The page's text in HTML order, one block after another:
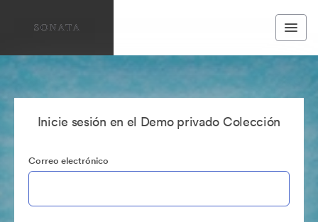
Inicie sesión en el Demo privado Colección
Correo electrónico